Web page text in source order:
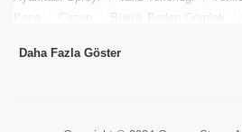
Kasa
Cezve Büyük Beden Gömlek
Tekne Bağlama & Demirleme
Daha Fazla Göster